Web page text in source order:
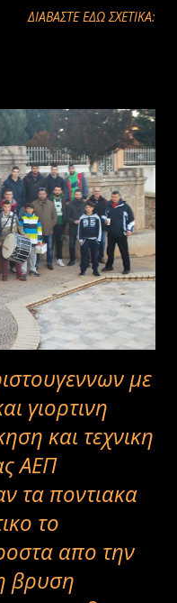
ΔΙΑΒΑΣΤΕ ΕΔΩ ΣΧΕΤΙΚΑ:
με
γιορτινη
και τεχνικη
ΑΕΠ
τα ποντιακα
το
απο την
βρυση